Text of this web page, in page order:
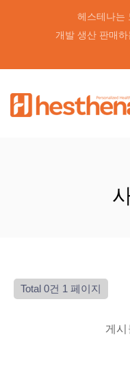
헤스테나는
개발 생산 판매
Total 0건 1 페이지
게